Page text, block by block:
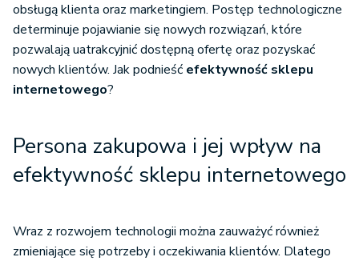
obsługą klienta oraz marketingiem. Postęp technologiczne
determinuje pojawianie się nowych rozwiązań, które
pozwalają uatrakcyjnić dostępną ofertę oraz pozyskać
nowych klientów. Jak podnieść efektywność sklepu
internetowego?
Persona zakupowa i jej wpływ na
efektywność sklepu internetowego
Wraz z rozwojem technologii można zauważyć również
zmieniające się potrzeby i oczekiwania klientów. Dlatego